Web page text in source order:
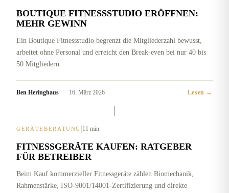
BOUTIQUE FITNESSSTUDIO ERÖFFNEN:
MEHR GEWINN
Ein Boutique Fitnessstudio begrenzt die Mitgliederzahl bewusst,
arbeitet ohne Personal und erreicht den Break-even bei nur 40 bis
50 Mitgliedern.
Ben Heringhaus · 16. März 2026 Lesen →
GERÄTEBERATUNG |11 min
FITNESSGERÄTE KAUFEN: RATGEBER
FÜR BETREIBER
Beim Kauf kommerzieller Fitnessgeräte zählen Biomechanik,
Rahmenstärke, ISO-9001/14001-Zertifizierung und direkte